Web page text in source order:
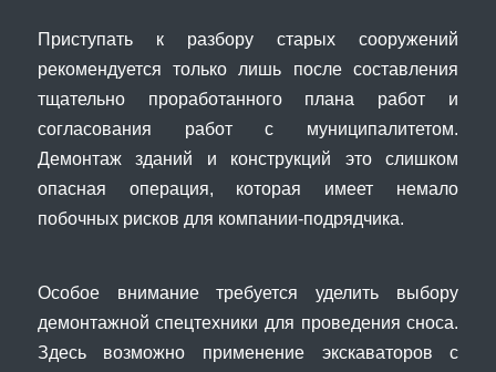
Приступать к разбору старых сооружений
рекомендуется только лишь после составления
тщательно проработанного плана работ и
согласования работ с муниципалитетом.
Демонтаж зданий и конструкций это слишком
опасная операция, которая имеет немало
побочных рисков для компании-подрядчика.
Особое внимание требуется уделить выбору
демонтажной спецтехники для проведения сноса.
Здесь возможно применение экскаваторов с